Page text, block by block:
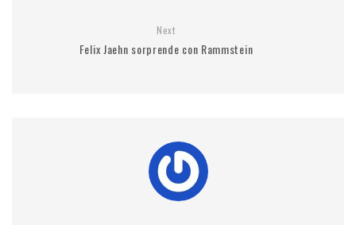
Next
Felix Jaehn sorprende con Rammstein